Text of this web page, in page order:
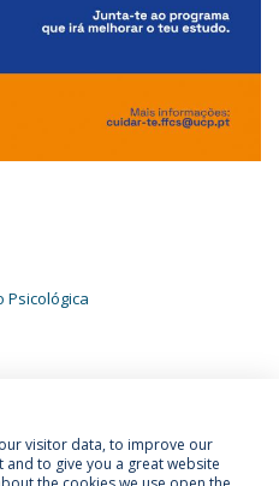
Psicológica
visitor data, to improve our
to give you a great website